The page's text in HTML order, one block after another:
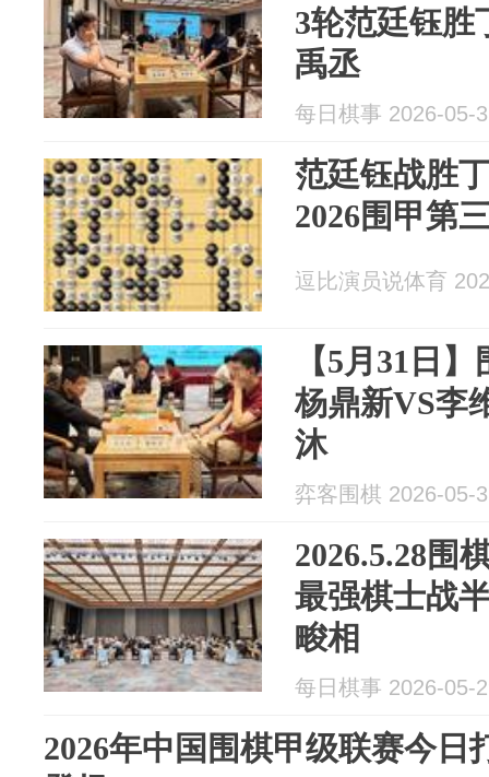
3轮范廷钰胜
禹丞
每日棋事 2026-05-
范廷钰战胜
2026围甲第
逗比演员说体育
【5月31日
杨鼎新VS李
沐
弈客围棋 2026-05-
2026.5.28围
最强棋士战
畯相
每日棋事 2026-05-
2026年中国围棋甲级联赛今日